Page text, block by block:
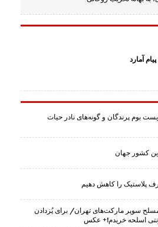
پیام آمارد
بوم پرندگان و گونه‌های نادر حیات
کشور جهان
پلاستیک را کاهش دهیم
سوپر مارکت‌های تهران/ برای پُزدادن
اسلحه خریدم!+ عکس